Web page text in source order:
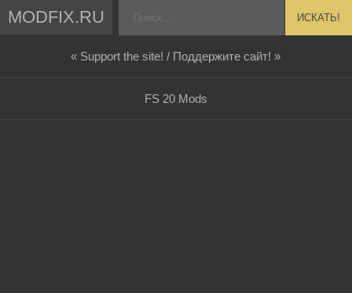
MODFIX.RU ИСКАТЬ!
« Support the site! / Поддержите сайт! »
FS 20 Mods